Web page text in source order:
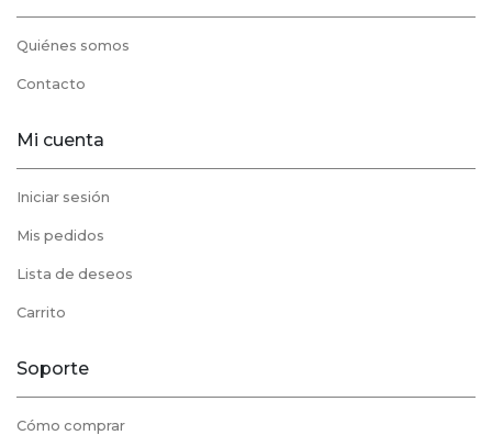
Quiénes somos
Contacto
Mi cuenta
Iniciar sesión
Mis pedidos
Lista de deseos
Carrito
Soporte
Cómo comprar